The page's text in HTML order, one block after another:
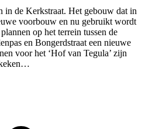
in de Kerkstraat. Het gebouw dat in
voorbouw en nu gebruikt wordt
op het terrein tussen de
en Bongerdstraat een nieuwe
voor het ‘Hof van Tegula’ zijn